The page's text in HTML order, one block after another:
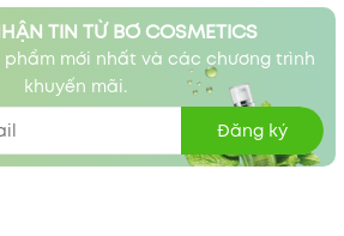
TIN TỪ BƠ COSMETICS
mới nhất và các chương trình
khuyến mãi.
Đăng ký